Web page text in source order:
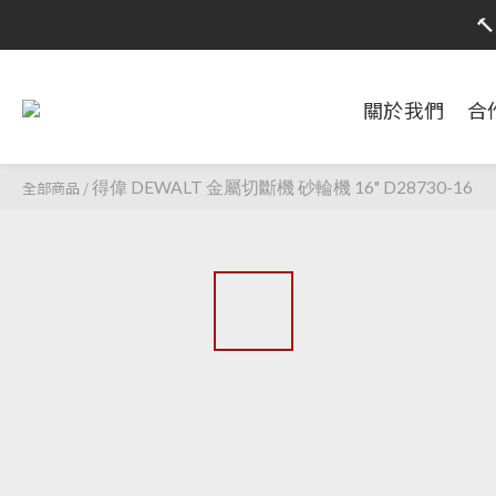
限時活
關於我們 合
全部商品 /得偉 DEWALT 金屬切斷機 砂輪機 16" D28730-16